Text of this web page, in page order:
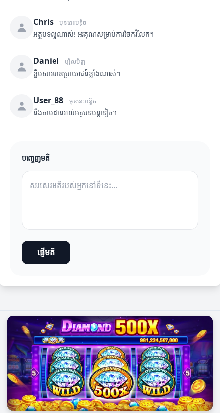
Chris មុននេះបន្តិច
អត្ថបទល្អណាស់! អរគុណសម្រាប់ការចែករំលែក។
Daniel ម្សិលមិញ
ខ្លឹមសារមានប្រយោជន៍ខ្លាំងណាស់។
User_88 មុននេះបន្តិច
នឹងតាមដានរាល់អត្ថបទបន្តទៀត។
បញ្ចេញមតិ
ផ្ញើមតិ